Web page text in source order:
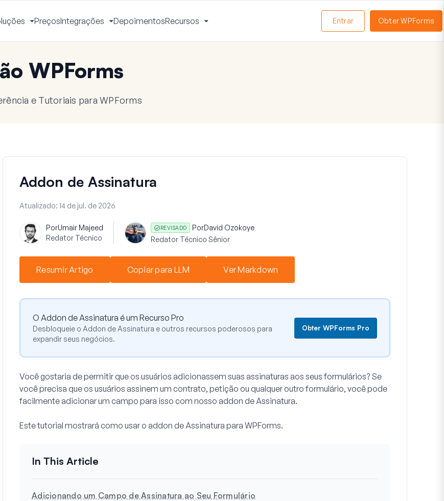
Alternar
Menu
PreçosIntegrações
Alternar
Menu
DepoimentosRecursos
Menu
Entrar Obter WPForms
WPForms
e Tutoriais para WPForms
Addon de Assinatura
Atualizado: 14 de jul. de 2026
PorUmair Majeed
Redator Técnico
REVISADO PorDavid Ozokoye
Redator Técnico Sênior
Resumir Artigo Copiar para LLM Ver Markdown
O Addon de Assinatura é um Recurso Pro
Desbloqueie o Addon de Assinatura e outros recursos poderosos para
expandir seus negócios.
Obter WPForms Pro
Você gostaria de permitir que os usuários adicionassem suas assinaturas aos seus formulários? Se
você precisa que os usuários assinem um contrato, petição ou qualquer outro formulário, você pode
facilmente adicionar um campo para isso com nosso addon de Assinatura.
Este tutorial mostrará como usar o addon de Assinatura para WPForms.
Adicionando um Campo de Assinatura ao Seu Formulário